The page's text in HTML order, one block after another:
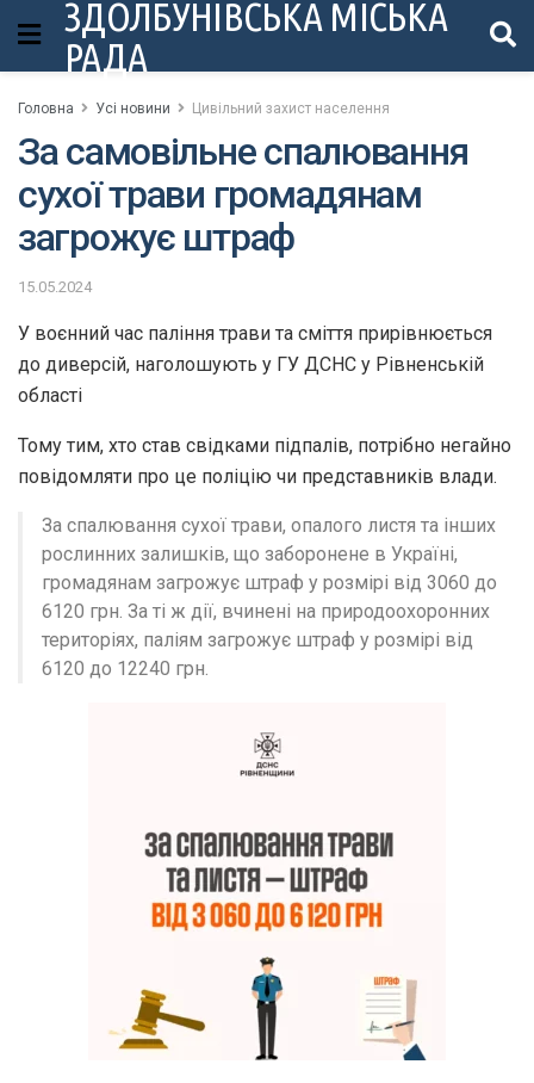
ЗДОЛБУНІВСЬКА МІСЬКА
РАДА
Головна Усі новини Цивільний захист населення
За самовільне спалювання
сухої трави громадянам
загрожує штраф
15.05.2024
У воєнний час паління трави та сміття прирівнюється
до диверсій, наголошують у ГУ ДСНС у Рівненській
області
Тому тим, хто став свідками підпалів, потрібно негайно
повідомляти про це поліцію чи представників влади.
За спалювання сухої трави, опалого листя та інших
рослинних залишків, що заборонене в Україні,
громадянам загрожує штраф у розмірі від 3060 до
6120 грн. За ті ж дії, вчинені на природоохоронних
територіях, паліям загрожує штраф у розмірі від
6120 до 12240 грн.